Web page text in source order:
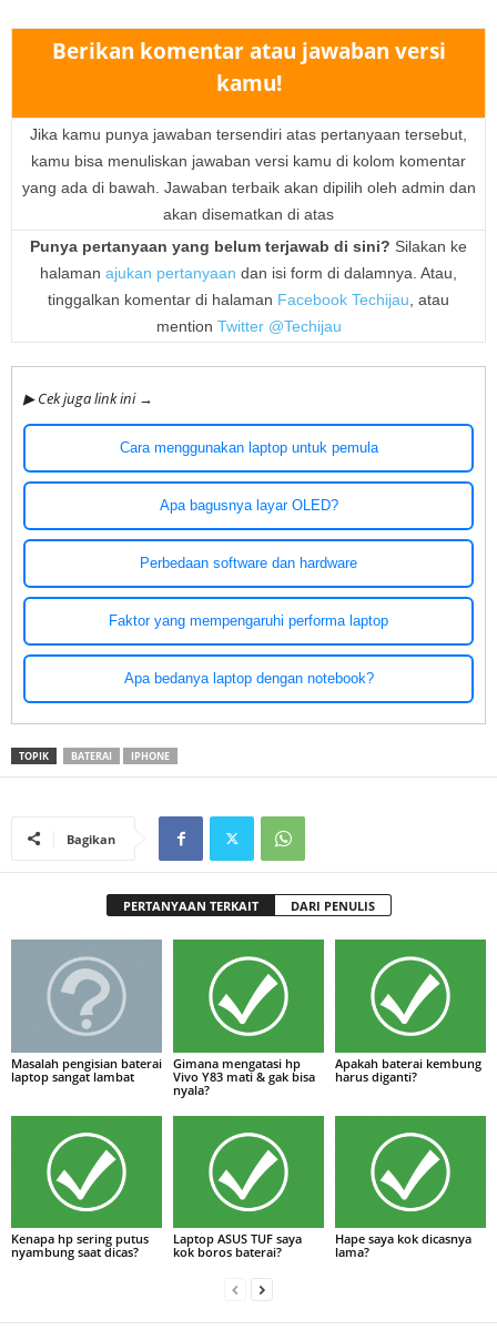
Berikan komentar atau jawaban versi
kamu!
Jika kamu punya jawaban tersendiri atas pertanyaan tersebut,
kamu bisa menuliskan jawaban versi kamu di kolom komentar
yang ada di bawah. Jawaban terbaik akan dipilih oleh admin dan
akan disematkan di atas
Punya pertanyaan yang belum terjawab di sini? Silakan ke
halaman ajukan pertanyaan dan isi form di dalamnya. Atau,
tinggalkan komentar di halaman Facebook Techijau , atau
mention Twitter @Techijau
▶ Cek juga link ini →
Cara menggunakan laptop untuk pemula
Apa bagusnya layar OLED?
Perbedaan software dan hardware
Faktor yang mempengaruhi performa laptop
Apa bedanya laptop dengan notebook?
TOPIK BATERAI IPHONE
Bagikan
PERTANYAAN TERKAIT DARI PENULIS
Masalah pengisian baterai
laptop sangat lambat
Gimana mengatasi hp
Vivo Y83 mati & gak bisa
nyala?
Apakah baterai kembung
harus diganti?
Kenapa hp sering putus
nyambung saat dicas?
Laptop ASUS TUF saya
kok boros baterai?
Hape saya kok dicasnya
lama?